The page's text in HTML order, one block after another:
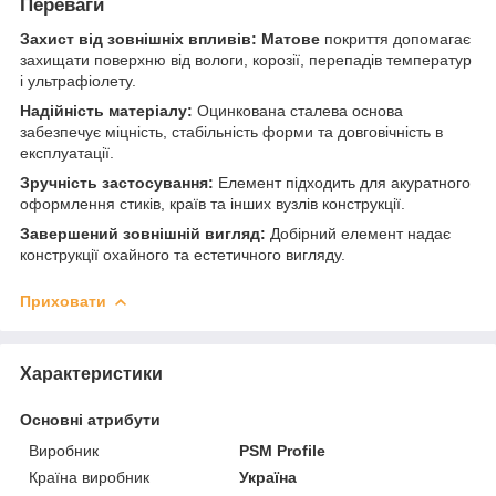
Переваги
Захист від зовнішніх впливів: Матове покриття допомагає
захищати поверхню від вологи, корозії, перепадів температур
і ультрафіолету.
Надійність матеріалу: Оцинкована сталева основа
забезпечує міцність, стабільність форми та довговічність в
експлуатації.
Зручність застосування: Елемент підходить для акуратного
оформлення стиків, країв та інших вузлів конструкції.
Завершений зовнішній вигляд: Добірний елемент надає
конструкції охайного та естетичного вигляду.
Приховати
Характеристики
Основні атрибути
Виробник
PSM Profile
Країна виробник
Україна